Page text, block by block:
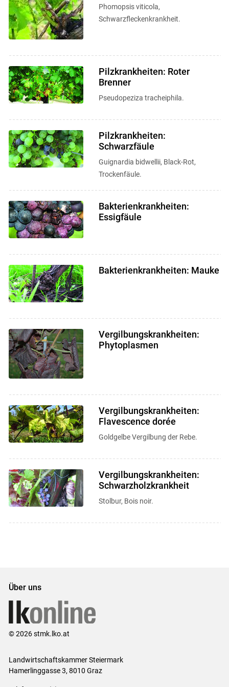
Phomopsis viticola,
Schwarzfleckenkrankheit.
Pilzkrankheiten: Roter
Brenner
Pseudopeziza tracheiphila.
Pilzkrankheiten:
Schwarzfäule
Guignardia bidwellii, Black-Rot,
Trockenfäule.
Bakterienkrankheiten:
Essigfäule
Bakterienkrankheiten: Mauke
Vergilbungskrankheiten:
Phytoplasmen
Vergilbungskrankheiten:
Flavescence dorée
Goldgelbe Vergilbung der Rebe.
Vergilbungskrankheiten:
Schwarzholzkrankheit
Stolbur, Bois noir.
Über uns
© 2026 stmk.lko.at
Landwirtschaftskammer Steiermark
Hamerlinggasse 3, 8010 Graz